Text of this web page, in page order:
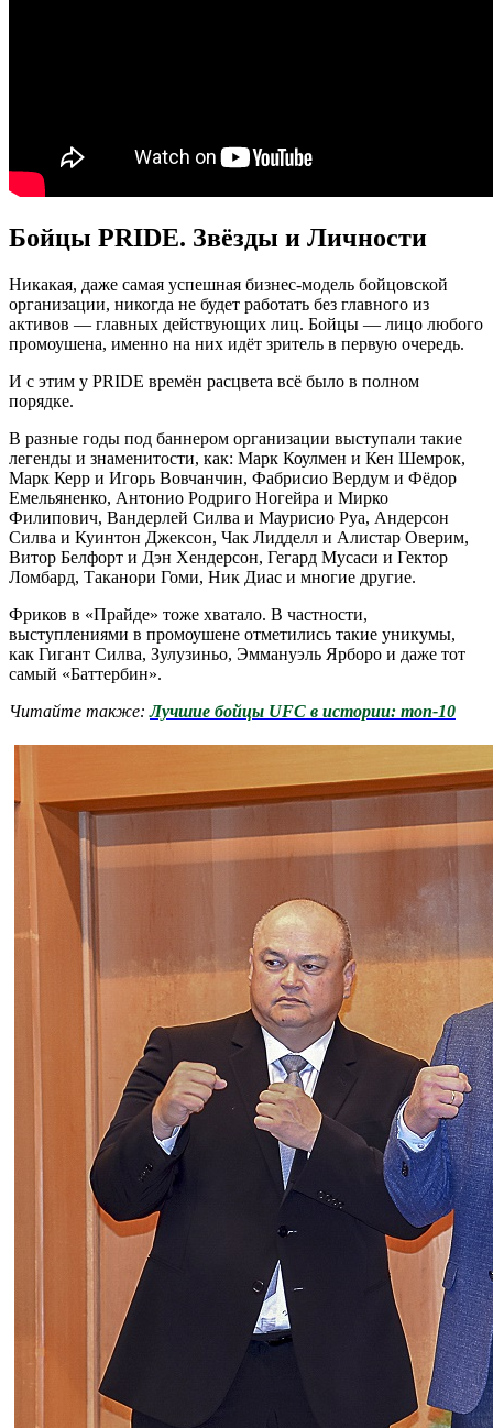
Бойцы PRIDE. Звёзды и Личности
Никакая, даже самая успешная бизнес-модель бойцовской
организации, никогда не будет работать без главного из
активов — главных действующих лиц. Бойцы — лицо любого
промоушена, именно на них идёт зритель в первую очередь.
И с этим у PRIDE времён расцвета всё было в полном
порядке.
В разные годы под баннером организации выступали такие
легенды и знаменитости, как: Марк Коулмен и Кен Шемрок,
Марк Керр и Игорь Вовчанчин, Фабрисио Вердум и Фёдор
Емельяненко, Антонио Родриго Ногейра и Мирко
Филипович, Вандерлей Силва и Маурисио Руа, Андерсон
Силва и Куинтон Джексон, Чак Лидделл и Алистар Оверим,
Витор Белфорт и Дэн Хендерсон, Гегард Мусаси и Гектор
Ломбард, Таканори Гоми, Ник Диас и многие другие.
Фриков в «Прайде» тоже хватало. В частности,
выступлениями в промоушене отметились такие уникумы,
как Гигант Силва, Зулузиньо, Эммануэль Ярборо и даже тот
самый «Баттербин».
Читайте также:Лучшие бойцы UFC в истории: топ-10